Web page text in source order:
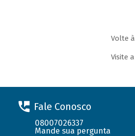
Volte à
Visite a
Fale Conosco
08007026337
Mande sua pergunta